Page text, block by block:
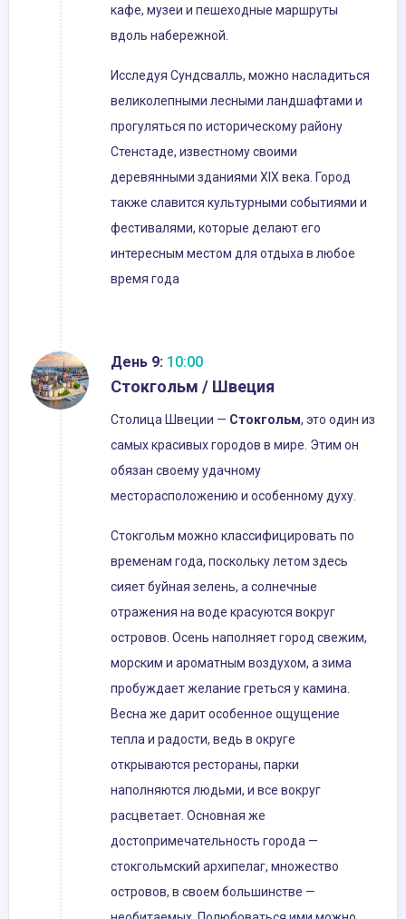
кафе, музеи и пешеходные маршруты
вдоль набережной.
Исследуя Сундсвалль, можно насладиться
великолепными лесными ландшафтами и
прогуляться по историческому району
Стенстаде, известному своими
деревянными зданиями XIX века. Город
также славится культурными событиями и
фестивалями, которые делают его
интересным местом для отдыха в любое
время года
День 9: 10:00
Стокгольм / Швеция
Столица Швеции — Стокгольм, это один из
самых красивых городов в мире. Этим он
обязан своему удачному
месторасположению и особенному духу.
Стокгольм можно классифицировать по
временам года, поскольку летом здесь
сияет буйная зелень, а солнечные
отражения на воде красуются вокруг
островов. Осень наполняет город свежим,
морским и ароматным воздухом, а зима
пробуждает желание греться у камина.
Весна же дарит особенное ощущение
тепла и радости, ведь в округе
открываются рестораны, парки
наполняются людьми, и все вокруг
расцветает. Основная же
достопримечательность города —
стокгольмский архипелаг, множество
островов, в своем большинстве —